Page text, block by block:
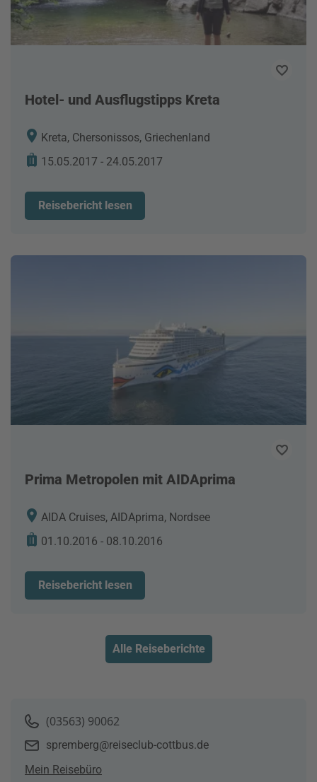
Hotel- und Ausflugstipps Kreta
Kreta, Chersonissos, Griechenland
15.05.2017 - 24.05.2017
Reisebericht lesen
Prima Metropolen mit AIDAprima
AIDA Cruises, AIDAprima, Nordsee
01.10.2016 - 08.10.2016
Reisebericht lesen
Alle Reiseberichte
(03563) 90062
spremberg@reiseclub-cottbus.de
Mein Reisebüro